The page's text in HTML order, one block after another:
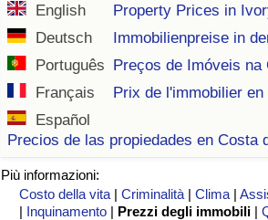
English
Property Prices in
Deutsch
Immobilienpreise in
Português Preços de Imóveis na
Français
Prix de l'immobilier
Español
Precios de las propiedades en Costa
Più informazioni:
Costo della vita |Criminalità |Clima |
| Inquinamento | Prezzi degli immobili |